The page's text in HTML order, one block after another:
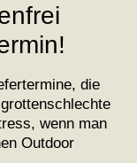
die
wenn man
Outdoor